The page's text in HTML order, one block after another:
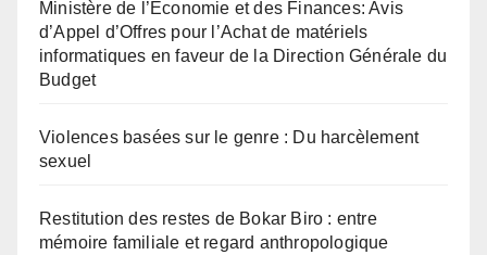
Ministère de l’Economie et des Finances: Avis
d’Appel d’Offres pour l’Achat de matériels
informatiques en faveur de la Direction Générale du
Budget
Violences basées sur le genre : Du harcèlement
sexuel
Restitution des restes de Bokar Biro : entre
mémoire familiale et regard anthropologique